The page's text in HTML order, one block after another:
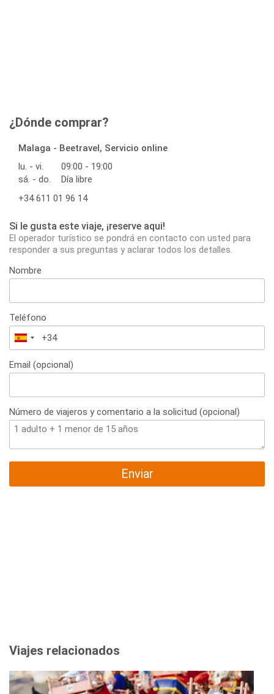
¿Dónde comprar?
Malaga - Beetravel, Servicio online
lu. - vi.
09:00 - 19:00
sá. - do.
Día libre
+34 611 01 96 14
Si le gusta este viaje, ¡reserve aqui!
El operador turístico se pondrá en contacto con usted para
responder a sus preguntas y aclarar todos los detalles.
Nombre
Teléfono
España
+34
Email (opcional)
Número de viajeros y comentario a la solicitud (opcional)
Enviar
Viajes relacionados